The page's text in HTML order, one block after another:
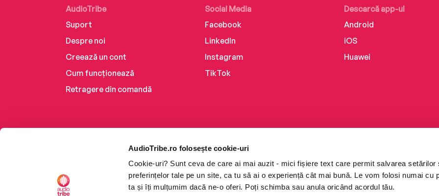
AudioTribe.ro folosește cookie-uri
Cookie-uri? Sunt ceva de care ai mai auzit - mici fișiere text care permit salvarea setărilor
preferințelor tale pe un site, ca tu să ai o experiență cât mai bună. Le vom folosi numai cu
ta și îți mulțumim dacă ne-o oferi. Poți schimba sau anula oricând acordul tău.
AudioTribe
Suport
Despre noi
Creează un cont
Cum funcționează
Retragere din comandă
Social Media
Facebook
LinkedIn
Instagram
TikTok
Descarcă app-ul
Android
iOS
Huawei